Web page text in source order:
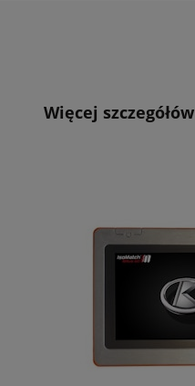
Więcej szczegółów